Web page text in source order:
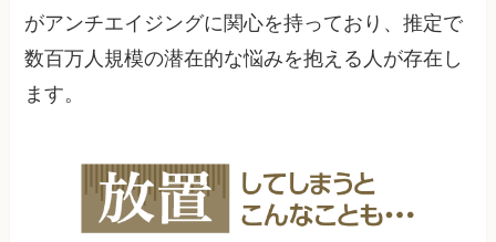
がアンチエイジングに関心を持っており、推定で
数百万人規模の潜在的な悩みを抱える人が存在し
ます。